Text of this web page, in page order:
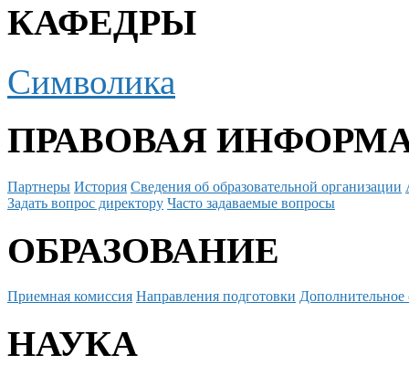
КАФЕДРЫ
Символика
ПРАВОВАЯ
Партнеры История Сведения об образовательной организации
Задать вопрос директору Часто задаваемые вопросы
ОБРАЗОВАНИЕ
Приемная комиссия Направления подготовки Дополнительное
НАУКА